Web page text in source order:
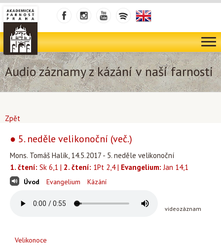
Audio záznamy z kázání v naší farnosti
Zpět
● 5. neděle velikonoční (več.)
Mons. Tomáš Halík, 14.5.2017 - 5. neděle velikonoční
1. čtení: Sk 6,1 | 2. čtení: 1Pt 2,4 | Evangelium: Jan 14,1
Úvod Evangelium Kázání
videozáznam
Velikonoce